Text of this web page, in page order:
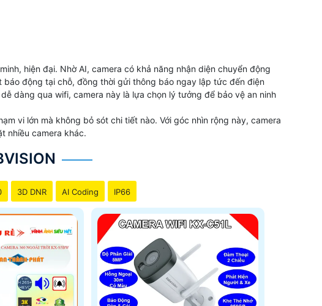
hiện đại. Nhờ AI, camera có khả năng nhận diện chuyển động
động tại chỗ, đồng thời gửi thông báo ngay lập tức đến điện
dàng qua wifi, camera này là lựa chọn lý tưởng để bảo vệ an ninh
vi lớn mà không bỏ sót chi tiết nào. Với góc nhìn rộng này, camera
nhiều camera khác.
3D DNR AI Coding IP66